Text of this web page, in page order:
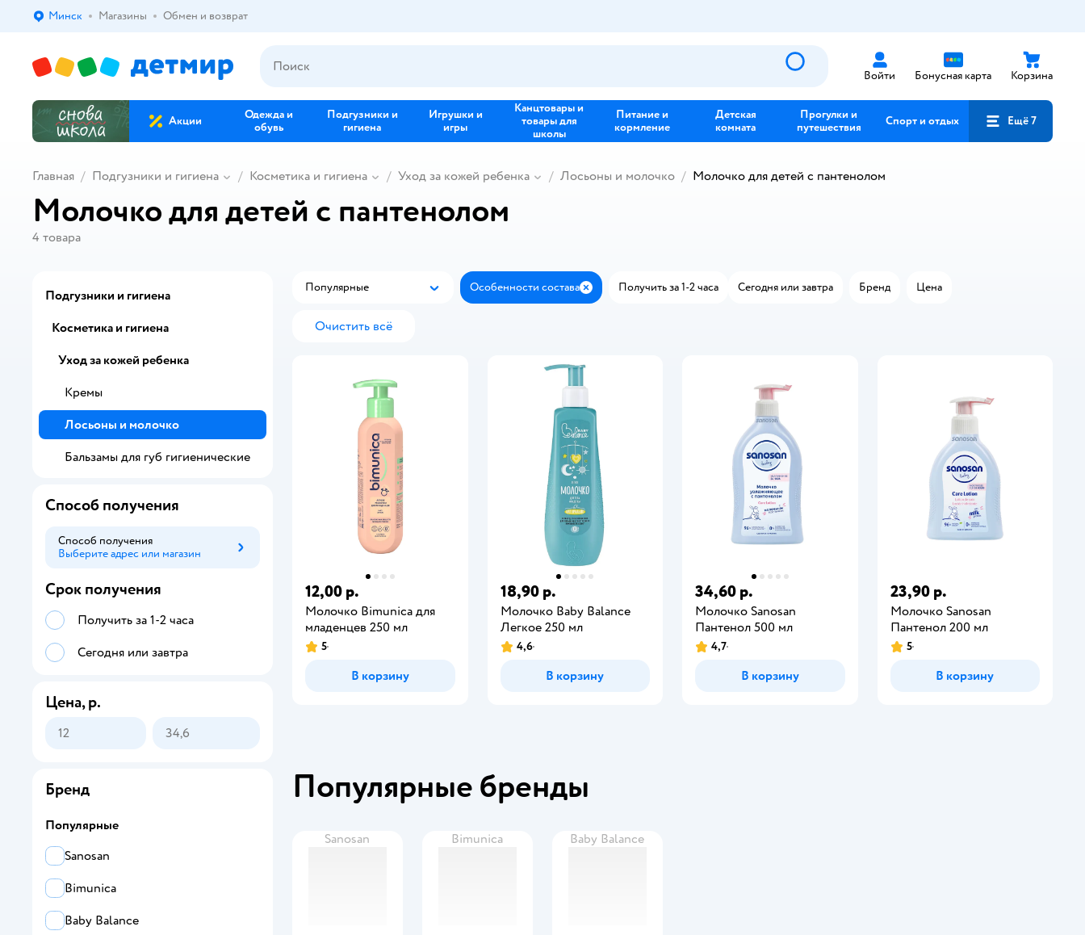
Выбор адреса доставки.
Минск Магазины Обмен и возврат
Войти Бонусная карта Корзина
Акции
Одежда и
обувь
Подгузники и
гигиена
Игрушки и
игры
Канцтовары и
товары для
школы
Питание и
кормление
Детская
комната
Прогулки и
путешествия
Спорт и отдых Ещё 7
Главная Подгузники и гигиена Косметика и гигиена Уход за кожей ребенка Лосьоны и молочко Молочко для детей с пантенолом
Молочко для детей с пантенолом
4 товара
Популярные
Популярные Особенности состава ЗакрытьПолучить за 1-2 часа Сегодня или завтра Бренд Цена
Очистить всё
12,00 р.
Молочко Bimunica для
младенцев 250 мл
5
В корзину
18,90 р.
Молочко Baby Balance
Легкое 250 мл
4,6
В корзину
34,60 р.
Молочко Sanosan
Пантенол 500 мл
4,7
В корзину
23,90 р.
Молочко Sanosan
Пантенол 200 мл
5
В корзину
Популярные бренды
Sanosan Bimunica Baby Balance
Подгузники и гигиена
Косметика и гигиена
Уход за кожей ребенка
Кремы
Лосьоны и молочко
Бальзамы для губ гигиенические
Способ получения
Способ получения
Выберите адрес или магазин
Способ получения
Срок получения
Получить за 1-2 часа
Сегодня или завтра
Цена, р.
Бренд
Популярные
Sanosan
Bimunica
Baby Balance